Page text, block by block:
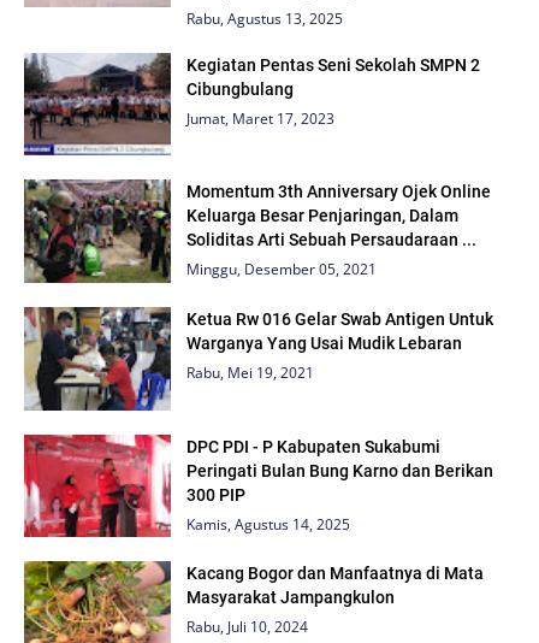
Rabu, Agustus 13, 2025
Kegiatan Pentas Seni Sekolah SMPN 2
Cibungbulang
Jumat, Maret 17, 2023
Momentum 3th Anniversary Ojek Online
Keluarga Besar Penjaringan, Dalam
Soliditas Arti Sebuah Persaudaraan ...
Minggu, Desember 05, 2021
Ketua Rw 016 Gelar Swab Antigen Untuk
Warganya Yang Usai Mudik Lebaran
Rabu, Mei 19, 2021
DPC PDI - P Kabupaten Sukabumi
Peringati Bulan Bung Karno dan Berikan
300 PIP
Kamis, Agustus 14, 2025
Kacang Bogor dan Manfaatnya di Mata
Masyarakat Jampangkulon
Rabu, Juli 10, 2024